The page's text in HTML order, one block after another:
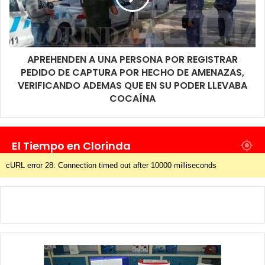
APREHENDEN A UNA PERSONA POR REGISTRAR
PEDIDO DE CAPTURA POR HECHO DE AMENAZAS,
VERIFICANDO ADEMAS QUE EN SU PODER LLEVABA
COCAÍNA
El Tiempo en Clorinda
cURL error 28: Connection timed out after 10000 milliseconds